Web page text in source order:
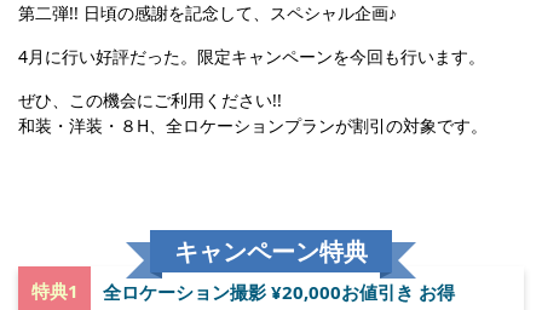
第二弾!! 日頃の感謝を記念して、スペシャル企画♪
4月に行い好評だった。限定キャンペーンを今回も行います。
ぜひ、この機会にご利用ください!!
和装・洋装・８H、全ロケーションプランが割引の対象です。
キャンペーン特典
特典1 全ロケーション撮影 ¥20,000お値引き お得